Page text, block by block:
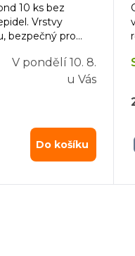
10 ks bez
Vrstvy
bezpečný pro
V pondělí 10. 8.
u Vás
Do košíku